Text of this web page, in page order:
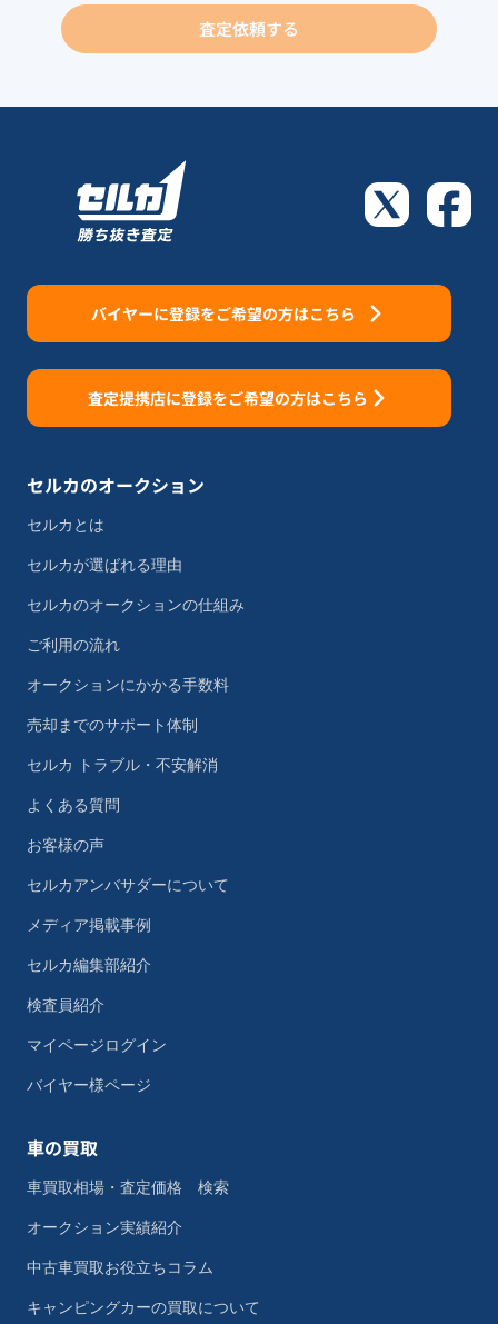
査定依頼する
バイヤーに登録をご希望の方はこちら
査定提携店に登録をご希望の方はこちら
セルカのオークション
セルカとは
セルカが選ばれる理由
セルカのオークションの仕組み
ご利用の流れ
オークションにかかる手数料
売却までのサポート体制
セルカ トラブル・不安解消
よくある質問
お客様の声
セルカアンバサダーについて
メディア掲載事例
セルカ編集部紹介
検査員紹介
マイページログイン
バイヤー様ページ
車の買取
車買取相場・査定価格 検索
オークション実績紹介
中古車買取お役立ちコラム
キャンピングカーの買取について